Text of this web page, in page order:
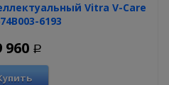
Vitra V-Care
6193
960 Р